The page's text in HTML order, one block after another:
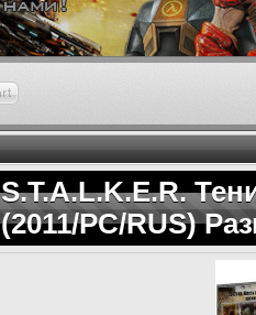
S.T.A.L.K.E.R.
(2011/PC/RUS)